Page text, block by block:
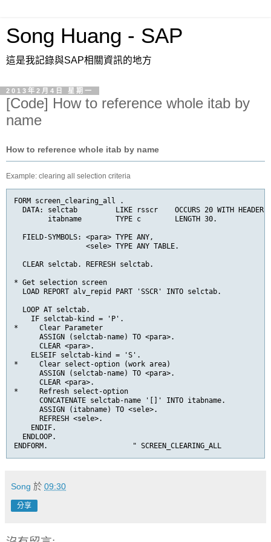
Song Huang - SAP
這是我記錄與SAP相關資訊的地方
2013年2月4日 星期一
[Code] How to reference whole itab by
name
How to reference whole itab by name
Example: clearing all selection criteria
FORM screen_clearing_all
.
DATA: selctab LIKE rsscr OCCURS 20 WITH HEADER
itabname TYPE c LENGTH 30.
FIELD-SYMBOLS: <para> TYPE ANY,
<sele> TYPE ANY TABLE.
CLEAR selctab. REFRESH selctab.
* Get selection screen
LOAD
REPORT alv_repid PART 'SSCR' INTO selctab.
LOOP AT selctab.
IF selctab- kind = 'P' .
*     Clear Parameter
ASSIGN
( selctab-name) TO <para>.
CLEAR <para>.
ELSEIF selctab- kind = 'S' .
*     Clear select-option (work area)
ASSIGN
( selctab-name) TO <para>.
CLEAR <para>.
*     Refresh select-option
CONCATENATE selctab-name '[]' INTO itabname.
ASSIGN
( itabname) TO <sele>.
REFRESH <sele>.
ENDIF.
ENDLOOP.
ENDFORM . " SCREEN_CLEARING_ALL
Song 於 09:30
分享